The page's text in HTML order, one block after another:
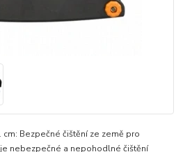
cm: Bezpečné čištění ze země pro
nebezpečné a nepohodlné čištění